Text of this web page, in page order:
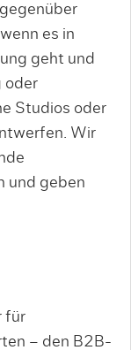
es in
geht und
oder
Studios oder
Wir
und geben
für
– den B2B-